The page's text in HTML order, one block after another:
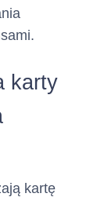
karty
kartę